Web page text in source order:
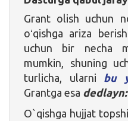
Grant olish uchun
oʻqishga ariza
uchun bir necha
mumkin, shuning
turlicha, ularni bu
Grantga esa
O`qishga hujjat